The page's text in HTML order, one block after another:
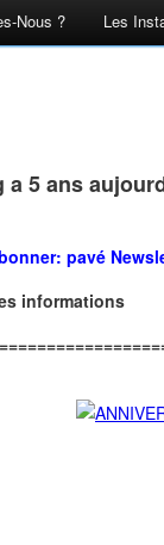
Nous ? Les
a 5 ans
pavé
informations